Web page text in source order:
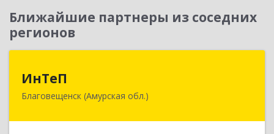
Ближайшие партнеры из соседних
регионов
ИнТеП
Благовещенск (Амурская обл.)
675000, Амурская обл, Благовещенск г,